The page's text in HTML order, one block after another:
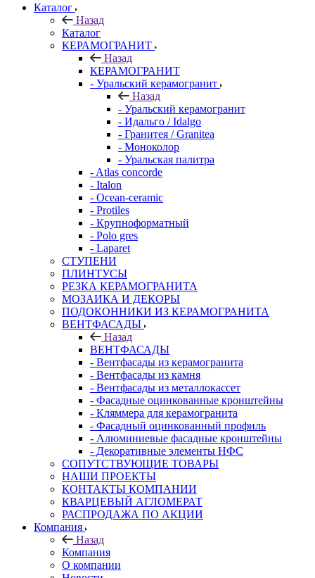
Каталог
Назад
Каталог
КЕРАМОГРАНИТ
Назад
КЕРАМОГРАНИТ
- Уральский керамогранит
Назад
- Уральский керамогранит
- Идальго / Idalgo
- Гранитея / Granitea
- Моноколор
- Уральская палитра
- Atlas concorde
- Italon
- Ocean-ceramic
- Protiles
- Крупноформатный
- Polo gres
- Laparet
СТУПЕНИ
ПЛИНТУСЫ
РЕЗКА КЕРАМОГРАНИТА
МОЗАИКА И ДЕКОРЫ
ПОДОКОННИКИ ИЗ КЕРАМОГРАНИТА
ВЕНТФАСАДЫ
Назад
ВЕНТФАСАДЫ
- Вентфасады из керамогранита
- Вентфасады из камня
- Вентфасады из металлокассет
- Фасадные оцинкованные кронштейны
- Кляммера для керамогранита
- Фасадный оцинкованный профиль
- Алюминиевые фасадные кронштейны
- Декоративные элементы НФС
СОПУТСТВУЮЩИЕ ТОВАРЫ
НАШИ ПРОЕКТЫ
КОНТАКТЫ КОМПАНИИ
КВАРЦЕВЫЙ АГЛОМЕРАТ
РАСПРОДАЖА ПО АКЦИИ
Компания
Назад
Компания
О компании